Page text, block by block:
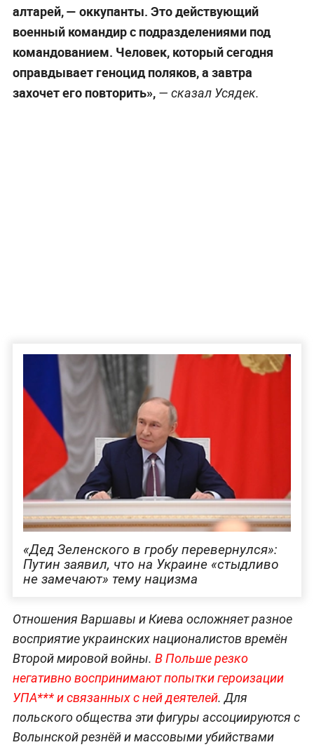
алтарей, — оккупанты. Это действующий
военный командир с подразделениями под
командованием. Человек, который сегодня
оправдывает геноцид поляков, а завтра
захочет его повторить»,— сказал Усядек.
«Дед Зеленского в гробу перевернулся»:
Путин заявил, что на Украине «стыдливо
не замечают» тему нацизма
Отношения Варшавы и Киева осложняет разное
восприятие украинских националистов времён
Второй мировой войны. В Польше резко
негативно воспринимают попытки героизации
УПА*** и связанных с ней деятелей. Для
польского общества эти фигуры ассоциируются с
Волынской резнёй и массовыми убийствами